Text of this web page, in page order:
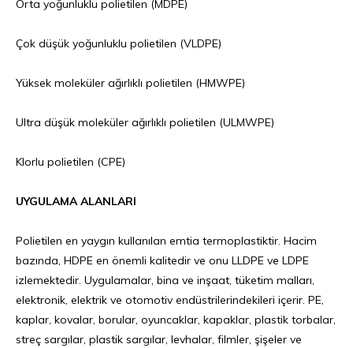
Orta yoğunluklu polietilen (MDPE)
Çok düşük yoğunluklu polietilen (VLDPE)
Yüksek moleküler ağırlıklı polietilen (HMWPE)
Ultra düşük moleküler ağırlıklı polietilen (ULMWPE)
Klorlu polietilen (CPE)
UYGULAMA ALANLARI
Polietilen en yaygın kullanılan emtia termoplastiktir. Hacim
bazında, HDPE en önemli kalitedir ve onu LLDPE ve LDPE
izlemektedir. Uygulamalar, bina ve inşaat, tüketim malları,
elektronik, elektrik ve otomotiv endüstrilerindekileri içerir. PE,
kaplar, kovalar, borular, oyuncaklar, kapaklar, plastik torbalar,
streç sargılar, plastik sargılar, levhalar, filmler, şişeler ve